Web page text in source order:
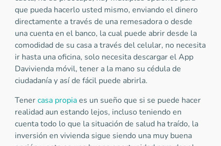
que pueda hacerlo usted mismo, enviando el dinero
directamente a través de una remesadora o desde
una cuenta en el banco, la cual puede abrir desde la
comodidad de su casa a través del celular, no necesita
ir hasta una oficina, solo necesita descargar el App
Davivienda móvil, tener a la mano su cédula de
ciudadanía y así de fácil puede abrirla.
Tenercasa propiaes un sueño que si se puede hacer
realidad aun estando lejos, incluso teniendo en
cuenta todo lo que la situación de salud ha traído, la
inversión en vivienda sigue siendo una muy buena